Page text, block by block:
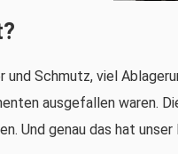
und Schmutz, viel
ausgefallen waren.
Und genau das hat